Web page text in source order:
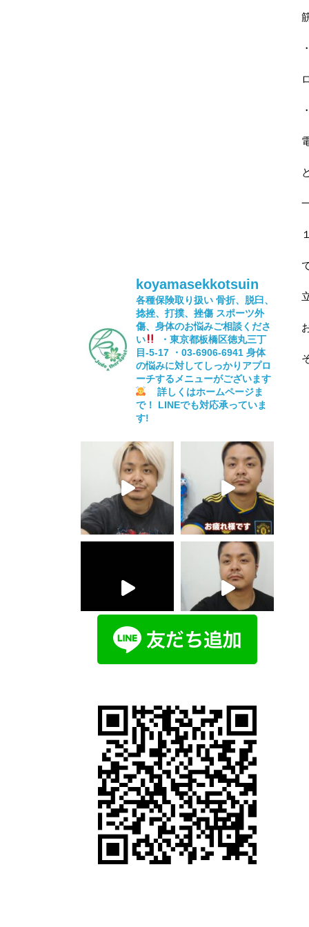
koyamasekkotsuin
各種保険取り扱い 骨折、脱臼、
捻挫、打撲、挫傷 スポーツ外
傷、身体のお悩みご相談くださ
い
・東京都板橋区徳丸三丁
目-5-17 ・03-6906-6941 身体
の悩みに対してしっかりアプロ
ーチするメニューがございます
詳しくはホームページま
で！
LINEでも対応承っていま
す!